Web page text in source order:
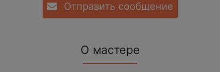
Отправить сообщение
О мастере